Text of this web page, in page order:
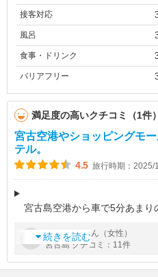
接客対応
風呂
食事・ドリンク
バリアフリー
満足度の高いクチコミ（1件）
宮古空港やショッピングモ
テル。
4.5 旅行時期：2025/
宮古島空港から車で5分あまり
ホテルで、宿泊したツインの部
電子レンジやトースター、ガ
続きを読む
by夢追人 さん（女性）
宮古島 クチコミ：11件